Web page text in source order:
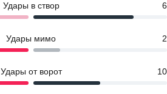
Удары в створ 6
Удары мимо 2
Удары от ворот 10